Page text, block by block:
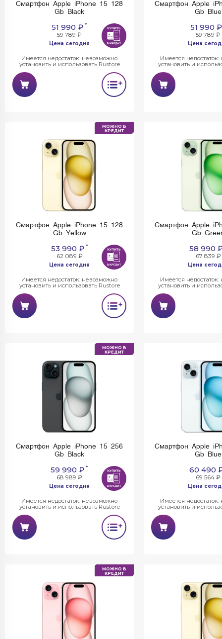
Смартфон Apple iPhone 15 128
Gb Black
51 990 ₽ *
59 789 ₽
Цена сегодня
Имеется недостаток: невозможно
установить и использовать Rustore
Смартфон Apple
Gb Blue
51 990 ₽
59 789 ₽
Цена
Имеется
установить и
МОЖНО В
КРЕДИТ
Смартфон Apple iPhone 15 128
Gb Yellow
53 990 ₽*
62 089 ₽
Цена сегодня
Имеется недостаток: невозможно
установить и использовать Rustore
Смартфон Apple
Gb
58 990
67 839 ₽
Цена
Имеется
установить и
МОЖНО В
КРЕДИТ
Смартфон Apple iPhone 15 256
Gb Black
59 990 ₽ *
68 989 ₽
Цена сегодня
Имеется недостаток: невозможно
установить и использовать Rustore
Смартфон Apple
Gb Blue
60 490
69 564 ₽
Цена
Имеется
установить и
МОЖНО В
КРЕДИТ